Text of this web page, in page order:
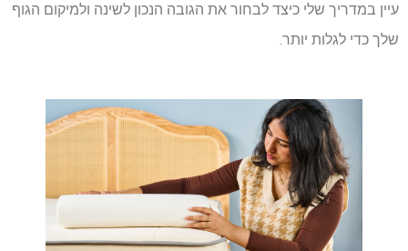
עיין במדריך שלי כיצד לבחור את הגובה הנכון לשינה ולמיקום הגוף
שלך כדי לגלות יותר.